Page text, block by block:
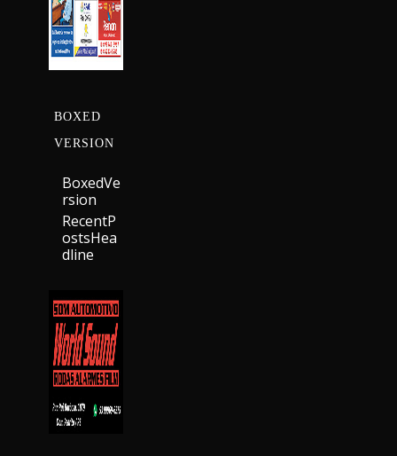
BOXED
VERSION
BoxedVe
Rsion
RecentP
OstsHea
Dline